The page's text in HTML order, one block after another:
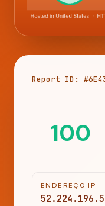
Report ID:
100
ENDEREÇO IP